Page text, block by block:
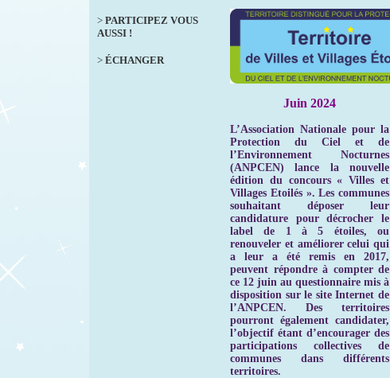
> PARTICIPEZ VOUS
AUSSI !
> ÉCHANGER
Juin 2024
L’Association Nationale pour la
Protection du Ciel et de
l’Environnement Nocturnes
(ANPCEN) lance la nouvelle
édition du concours « Villes et
Villages Etoilés ». Les communes
souhaitant déposer leur
candidature pour décrocher le
label de 1 à 5 étoiles, ou
renouveler et améliorer celui qui
a leur a été remis en 2017,
peuvent répondre à compter de
ce 12 juin au questionnaire mis à
disposition sur le site Internet de
l’ANPCEN. Des territoires
pourront également candidater,
l’objectif étant d’encourager des
participations collectives de
communes dans différents
territoires.